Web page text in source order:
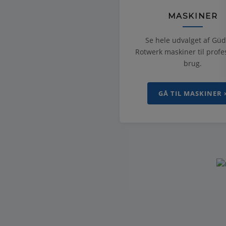
MASKINER
Se hele udvalget af
Rotwerk maskiner til
brug.
GÅ TIL MASKINER ›